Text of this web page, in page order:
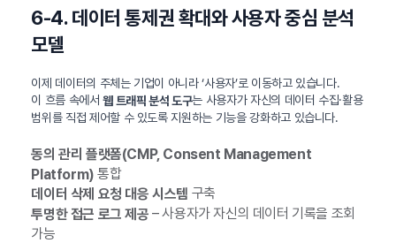
6-4. 데이터 통제권 확대와 사용자 중심 분석
모델
이제 데이터의 주체는 기업이 아니라 ‘사용자’로 이동하고 있습니다.
이 흐름 속에서웹 트래픽 분석 도구는 사용자가 자신의 데이터 수집·활용
범위를 직접 제어할 수 있도록 지원하는 기능을 강화하고 있습니다.
동의 관리 플랫폼(CMP, Consent Management
Platform) 통합
데이터 삭제 요청 대응 시스템 구축
투명한 접근 로그 제공 – 사용자가 자신의 데이터 기록을 조회
가능